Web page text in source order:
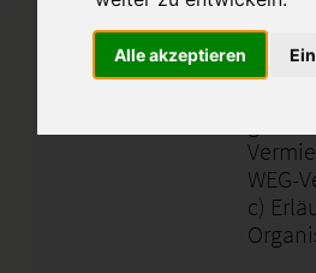
Alle akzeptierena)
b)
WEG-
c)